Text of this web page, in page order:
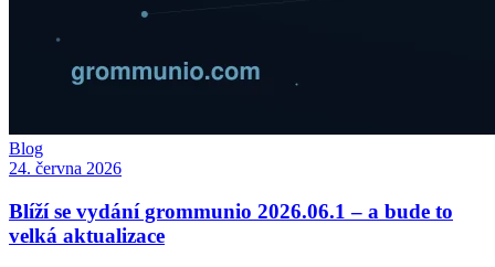
Blog
24. června 2026
Blíží se vydání grommunio 2026.06.1 – a bude to
velká aktualizace